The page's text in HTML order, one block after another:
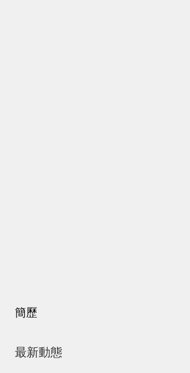
簡歷
最新動態